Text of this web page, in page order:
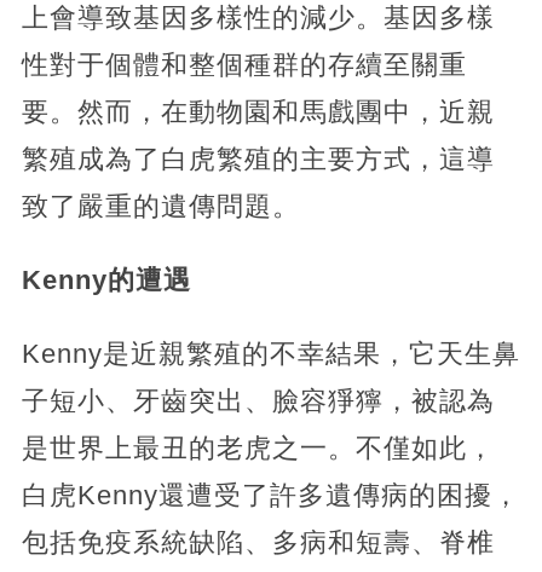
上會導致基因多樣性的減少。基因多樣
性對于個體和整個種群的存續至關重
要。然而，在動物園和馬戲團中，近親
繁殖成為了白虎繁殖的主要方式，這導
致了嚴重的遺傳問題。
Kenny的遭遇
Kenny是近親繁殖的不幸結果，它天生鼻
子短小、牙齒突出、臉容猙獰，被認為
是世界上最丑的老虎之一。不僅如此，
白虎Kenny還遭受了許多遺傳病的困擾，
包括免疫系統缺陷、多病和短壽、脊椎